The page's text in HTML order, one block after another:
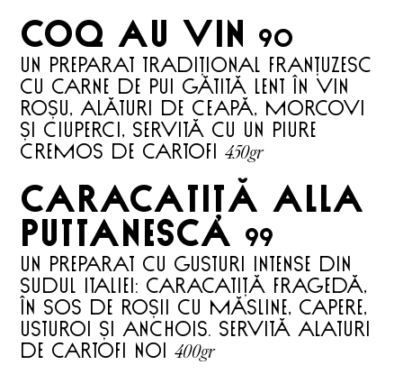
COQ AU VIN 90
Un preparat tradițional franțuzesc
cu carne de pui gătită lent în vin
roșu, alături de ceapă, morcovi
și ciuperci, servită cu un piure
cremos de cartofi
450gr
CARACATIȚĂ ALLA
PUTTANESCA 99
Un preparat cu gusturi intense din
sudul Italiei: caracatiță fragedă,
în sos de roșii cu măsline, capere,
usturoi și anchois. Servită alaturi
de cartofi noi
400gr